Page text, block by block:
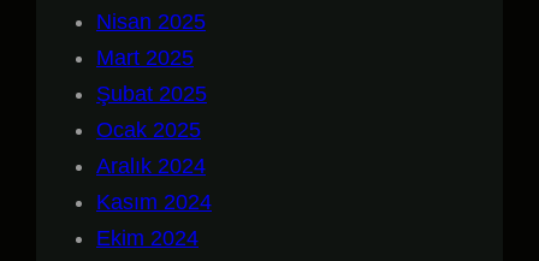
Nisan 2025
Mart 2025
Şubat 2025
Ocak 2025
Aralık 2024
Kasım 2024
Ekim 2024